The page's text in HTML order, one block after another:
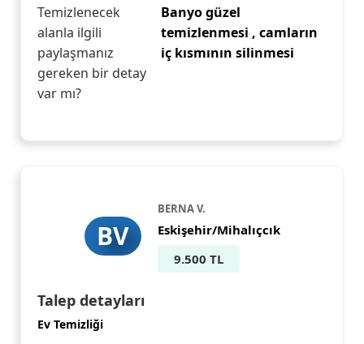
Temizlenecek
alanla ilgili
paylaşmanız
gereken bir detay
var mı?
Banyo güzel
temizlenmesi , camların
iç kısmının silinmesi
BV
BERNA V.
Eskişehir/Mihalıçcık
9.500 TL
Talep detayları
Ev Temizliği